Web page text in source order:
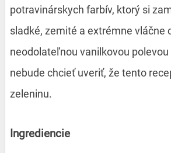
potravinárskych farbív, ktorý si
sladké, zemité a extrémne vláčne
neodolateľnou vanilkovou polevou
nebude chcieť uveriť, že tento
zeleninu.
Ingrediencie